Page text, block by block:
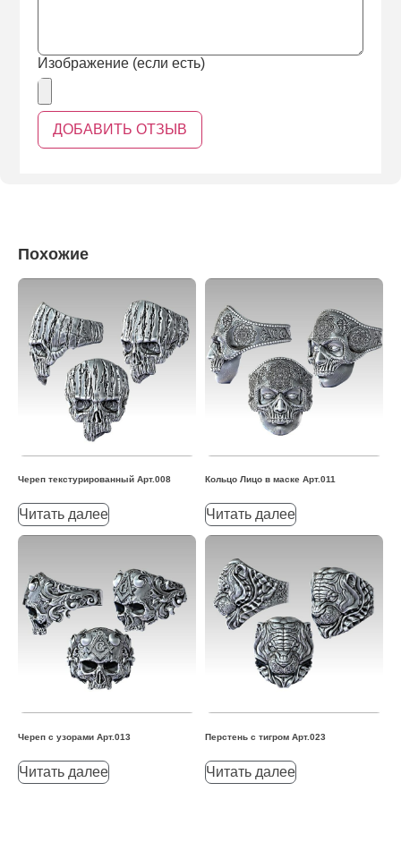
Изображение (если есть)
Похожие
Череп текстурированный Арт.008
Читать далее
Кольцо Лицо в маске Арт.011
Читать далее
Череп с узорами Арт.013
Читать далее
Перстень с тигром Арт.023
Читать далее